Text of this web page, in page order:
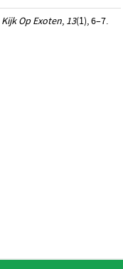
Kijk Op Exoten, 13(1), 6–7.